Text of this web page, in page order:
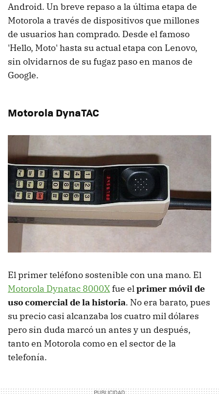
Android. Un breve repaso a la última etapa de
Motorola a través de dispositivos que millones
de usuarios han comprado. Desde el famoso
'Hello, Moto' hasta su actual etapa con Lenovo,
sin olvidarnos de su fugaz paso en manos de
Google.
Motorola DynaTAC
El primer teléfono sostenible con una mano. El
Motorola Dynatac 8000Xfue elprimer móvil de
uso comercial de la historia. No era barato, pues
su precio casi alcanzaba los cuatro mil dólares
pero sin duda marcó un antes y un después,
tanto en Motorola como en el sector de la
telefonía.